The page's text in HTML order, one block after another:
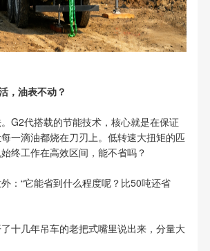
，油表不动？
G2代搭载的节能技术，核心就是在保证
一滴油都烧在刀刃上。低转速大扭矩的匹
终工作在高效区间，能不省吗？
：“它能省到什么程度呢？比50吨还省
十几年吊车的老把式嘴里说出来，分量大